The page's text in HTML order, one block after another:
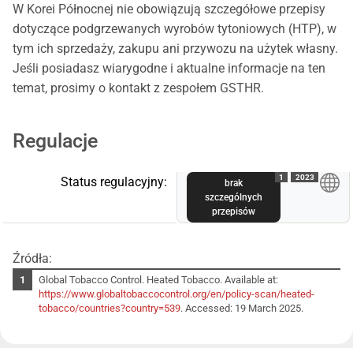
W Korei Północnej nie obowiązują szczegółowe przepisy
dotyczące podgrzewanych wyrobów tytoniowych (HTP), w
tym ich sprzedaży, zakupu ani przywozu na użytek własny.
Jeśli posiadasz wiarygodne i aktualne informacje na ten
temat, prosimy o kontakt z zespołem GSTHR.
Regulacje
Status regulacyjny:
brak
szczególnych
przepisów
1 2023
Źródła:
Global Tobacco Control. Heated Tobacco. Available at:
https://www.globaltobaccocontrol.org/en/policy-scan/heated-
tobacco/countries?country=539. Accessed: 19 March 2025.